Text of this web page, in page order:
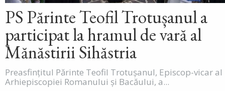
PS Părinte Teofil Trotușanul a
participat la hramul de vară al
Mănăstirii Sihăstria
Preasfințitul Părinte Teofil Trotușanul, Episcop-vicar al
Arhiepiscopiei Romanului și Bacăului, a...